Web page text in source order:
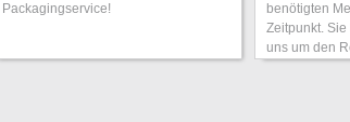
Packagingservice!
benötigten
Zeitpunkt.
uns um den